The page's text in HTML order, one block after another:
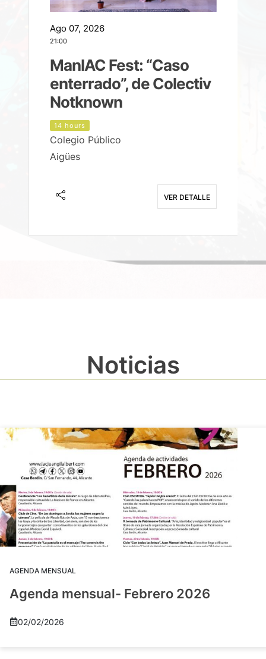
Ago 07, 2026
21:00
ManIAC Fest: “Caso
enterrado”, de Colectiv
Notknown
14 hours
Colegio Público
Aigües
VER DETALLE
Noticias
AGENDA MENSUAL
Agenda mensual- Febrero 2026
02/02/2026